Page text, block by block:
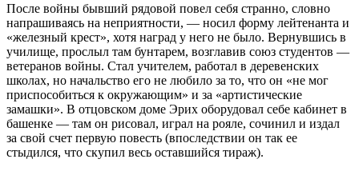
После войны бывший рядовой повел себя странно, словно
напрашиваясь на неприятности, — носил форму лейтенанта и
«железный крест», хотя наград у него не было. Вернувшись в
училище, прослыл там бунтарем, возглавив союз студентов —
ветеранов войны. Стал учителем, работал в деревенских
школах, но начальство его не любило за то, что он «не мог
приспособиться к окружающим» и за «артистические
замашки». В отцовском доме Эрих оборудовал себе кабинет в
башенке — там он рисовал, играл на рояле, сочинил и издал
за свой счет первую повесть (впоследствии он так ее
стыдился, что скупил весь оставшийся тираж).